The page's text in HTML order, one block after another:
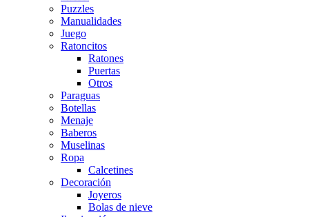
Puzzles
Manualidades
Juego
Ratoncitos
Ratones
Puertas
Otros
Paraguas
Botellas
Menaje
Baberos
Muselinas
Ropa
Calcetines
Decoración
Joyeros
Bolas de nieve